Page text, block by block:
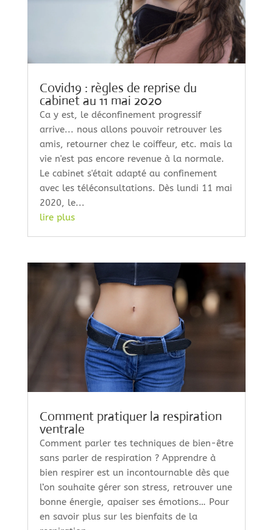
Covid19 : règles de reprise du
cabinet au 11 mai 2020
Ca y est, le déconfinement progressif
arrive... nous allons pouvoir retrouver les
amis, retourner chez le coiffeur, etc. mais la
vie n'est pas encore revenue à la normale.
Le cabinet s'était adapté au confinement
avec les téléconsultations. Dès lundi 11 mai
2020, le...
lire plus
Comment pratiquer la respiration
ventrale
Comment parler tes techniques de bien-être
sans parler de respiration ? Apprendre à
bien respirer est un incontournable dès que
l’on souhaite gérer son stress, retrouver une
bonne énergie, apaiser ses émotions… Pour
en savoir plus sur les bienfaits de la